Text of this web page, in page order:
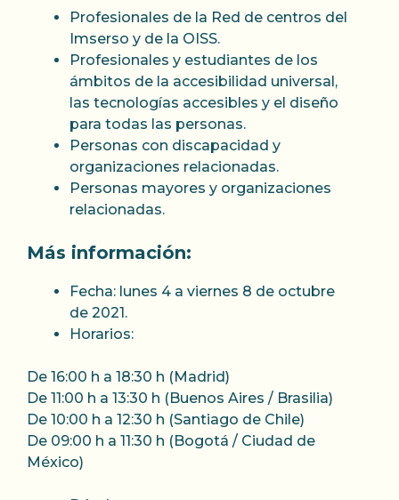
Profesionales de la Red de centros del
Imserso y de la OISS.
Profesionales y estudiantes de los
ámbitos de la accesibilidad universal,
las tecnologías accesibles y el diseño
para todas las personas.
Personas con discapacidad y
organizaciones relacionadas.
Personas mayores y organizaciones
relacionadas.
Más información:
Fecha: lunes 4 a viernes 8 de octubre
de 2021.
Horarios:
De 16:00 h a 18:30 h (Madrid)
De 11:00 h a 13:30 h (Buenos Aires / Brasilia)
De 10:00 h a 12:30 h (Santiago de Chile)
De 09:00 h a 11:30 h (Bogotá / Ciudad de
México)